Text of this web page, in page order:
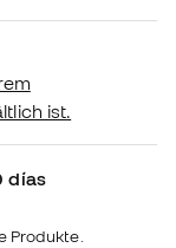
ist.
días
Produkte.